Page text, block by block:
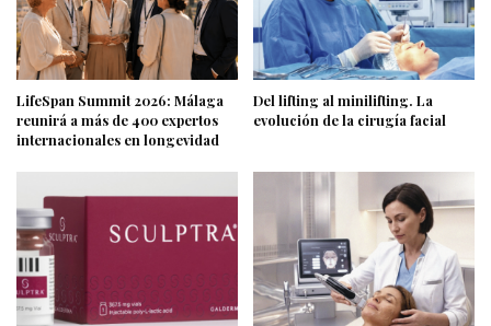
LifeSpan Summit 2026: Málaga
reunirá a más de 400 expertos
internacionales en longevidad
Del lifting al minilifting. La
evolución de la cirugía facial